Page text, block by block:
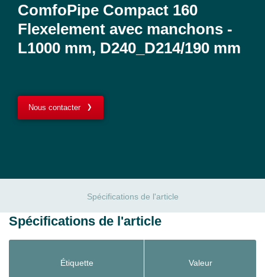
ComfoPipe Compact 160
Flexelement avec manchons -
L1000 mm, D240_D214/190 mm
Nous contacter
Spécifications de l'article
Spécifications de l'article
Étiquette Valeur